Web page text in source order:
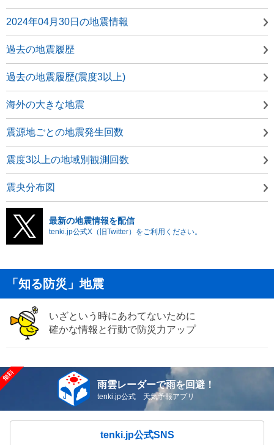
2024年04月30日の地震情報
過去の地震履歴
過去の地震履歴(震度3以上)
海外の大きな地震
震源地ごとの地震発生回数
震度3以上の地域別観測回数
震央分布図
最新の地震情報を配信
tenki.jp公式X（旧Twitter）をご利用ください。
「知る防災」地震
いざという時にあわてないために
確かな情報と行動で防災力アップ
雨雲レーダーで雨を回避！
tenki.jp公式 天気予報アプリ
tenki.jp公式SNS